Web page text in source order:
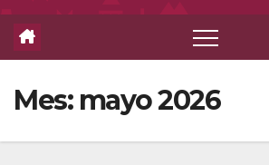
Mes: mayo 2026